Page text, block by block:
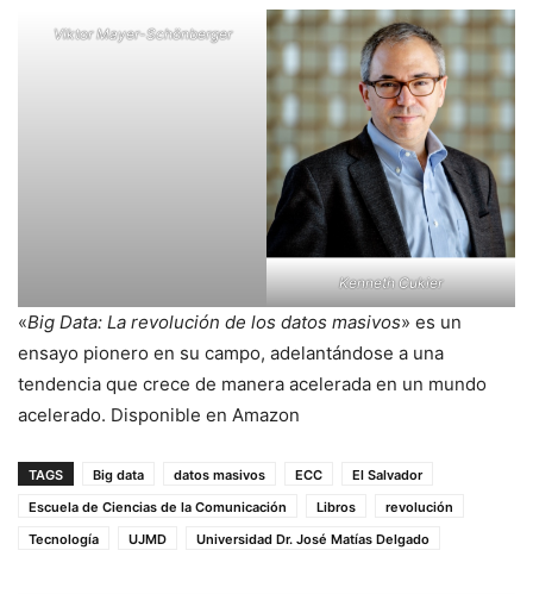
Viktor Mayer-Schönberger
Kenneth Cukier
«Big Data: La revolución de los datos masivos» es un
ensayo pionero en su campo, adelantándose a una
tendencia que crece de manera acelerada en un mundo
acelerado. Disponible en Amazon
TAGS Big data datos masivos ECC
El Salvador
Escuela de Ciencias de la Comunicación
Libros
revolución
Tecnología
UJMD Universidad Dr. José Matías Delgado